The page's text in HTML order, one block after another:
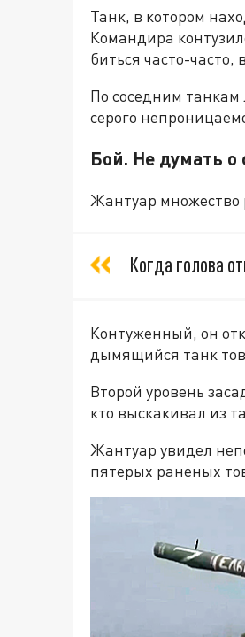
Танк, в котором
Командира
биться часто-часто,
По соседним
серого
Бой. Не думать о
Жантуар множество
Когда голова
Контуженный, он
дымящийся танк
Второй уровень
кто выскакивал из
Жантуар увидел
пятерых раненых